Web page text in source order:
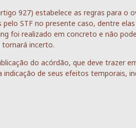
927) estabelece as regras para o
STF no presente caso, dentre
foi realizado em concreto e não
incerto.
do acórdão, que deve trazer
indicação de seus efeitos temporais,